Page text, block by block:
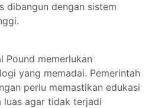
dibangun dengan sistem
Pound memerlukan
yang memadai. Pemerintah
perlu memastikan edukasi
luas agar tidak terjadi